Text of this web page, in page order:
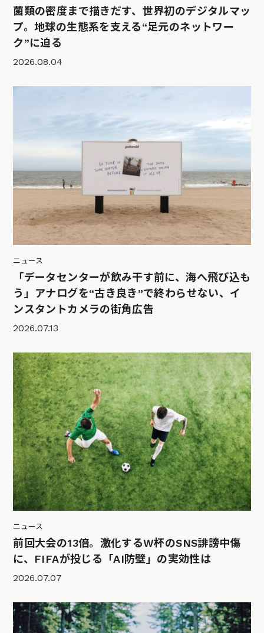
菌類の密度まで描きだす、世界初のデジタルマッ
プ。地球の生態系を支える“足元のネットワー
ク”に迫る
2026.08.04
ニュース
「データセンターが飲み干す前に、海へ飛び込も
う」アナログを“古き良き”で終わらせない、イ
ンスタントカメラの街角広告
2026.07.13
ニュース
前回大会の13倍。激化するW杯のSNS誹謗中傷
に、FIFAが投じる「AI防壁」の実効性は
2026.07.07